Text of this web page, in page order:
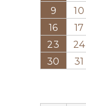
9
10
16
17
23
24
30
31